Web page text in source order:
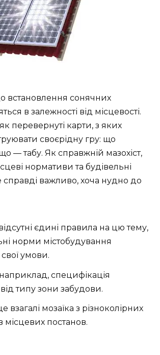
встановлення сонячних
в залежності від місцевості.
перевернуті карти, з яких
своєрідну гру: що
— табу. Як справжній мазохіст,
нормативи та будівельні
справді важливо, хоча нудно до
єдині правила на цю тему,
норми містобудування
умови.
специфікація
типу зони забудови.
взагалі мозаїка з різноколірних
місцевих постанов.